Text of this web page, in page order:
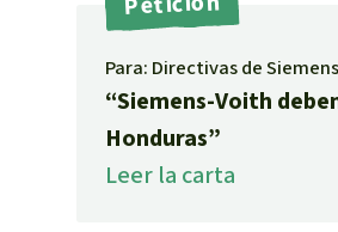
Para: Directivas de
“Siemens-Voith
Honduras”
Leer la carta